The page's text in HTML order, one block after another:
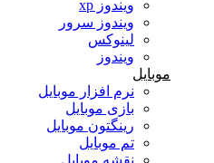
ویندوز xp
ویندوز سرور
لینوکس
ویندوز
موبایل
نرم افزار موبایل
بازی موبایل
رینگتون موبایل
تم موبایل
نقشه موبایل